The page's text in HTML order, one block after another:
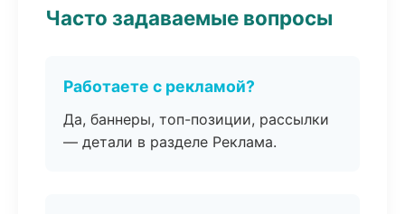
Часто задаваемые вопросы
Работаете с рекламой?
Да, баннеры, топ-позиции, рассылки
— детали в разделе Реклама.